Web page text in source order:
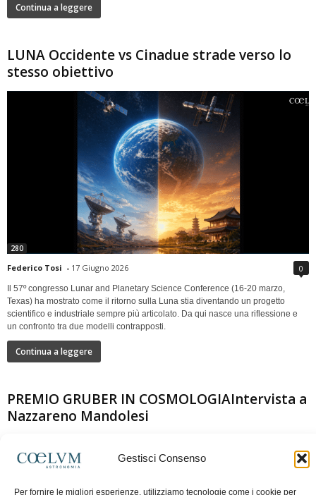
Gestisci Consenso
Per fornire le migliori esperienze, utilizziamo tecnologie come i cookie per
Continua a leggere
LUNA Occidente vs Cinadue strade verso lo
stesso obiettivo
280
Federico Tosi - 17 Giugno 2026 0
Il 57º congresso Lunar and Planetary Science Conference (16-20 marzo,
Texas) ha mostrato come il ritorno sulla Luna stia diventando un progetto
scientifico e industriale sempre più articolato. Da qui nasce una riflessione e
un confronto tra due modelli contrapposti.
Continua a leggere
PREMIO GRUBER IN COSMOLOGIAIntervista a
Nazzareno Mandolesi